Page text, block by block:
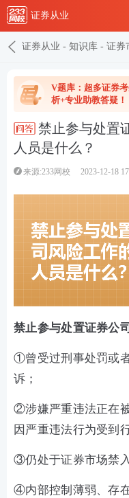
证券从业
证券从业 - 知识库 - 证券
V题库：超多证券
析+专业助教答疑！
禁止参与处置
人员是什么？
来源:233网校 2023-12-18
禁止参与处置证券公
①曾受过刑事处罚或
诉；
②涉嫌严重违法正在
因严重违法行为受到
③仍处于证券市场禁
④内部控制薄弱、存